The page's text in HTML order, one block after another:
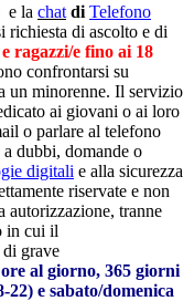
e la chat di Telefono
richiesta di ascolto e di
ragazzi/e fino ai 18
confrontarsi su
un minorenne. Il servizio
ai giovani o ai loro
o parlare al telefono
dubbi, domande o
digitali e alla sicurezza
riservate e non
autorizzazione, tranne
in cui il
di grave
al giorno, 365 giorni
e sabato/domenica